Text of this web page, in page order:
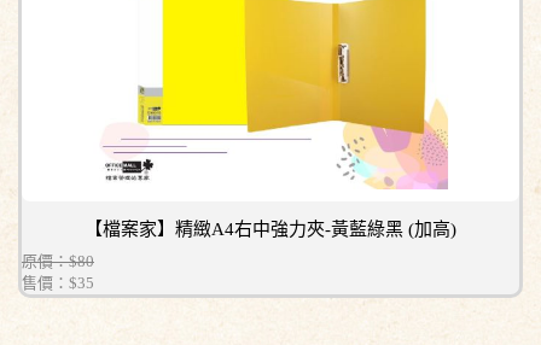
【檔案家】精緻A4右中強力夾-黃藍綠黑 (加高)
原價：$80
售價： $35